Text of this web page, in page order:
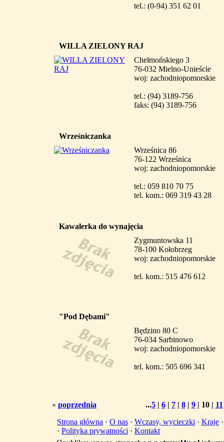
tel.: (0-94) 351 62 01
WILLA ZIELONY RAJ
Chełmońskiego 3
76-032 Mielno-Unieście
woj: zachodniopomorskie
tel.: (94) 3189-756
faks: (94) 3189-756
Wrześniczanka
Wrześnica 86
76-122 Wrześnica
woj: zachodniopomorskie
tel.: 059 810 70 75
tel. kom.: 069 319 43 28
Kawalerka do wynajęcia
Zygmuntowska 11
78-100 Kołobrzeg
woj: zachodniopomorskie
tel. kom.: 515 476 612
"Pod Dębami"
Będzino 80 C
76-034 Sarbinowo
woj: zachodniopomorskie
tel. kom.: 505 696 341
« poprzednia ...5| 6| 7| 8| 9| 10| 11
Strona główna · O nas · Wczasy, wycieczki · Kraje
· Polityka prywatności · Kontakt